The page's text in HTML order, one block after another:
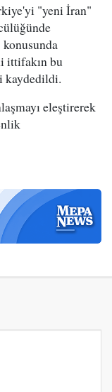
"yeni İran"
ittifakın bu
kaydedildi.
eleştirerek